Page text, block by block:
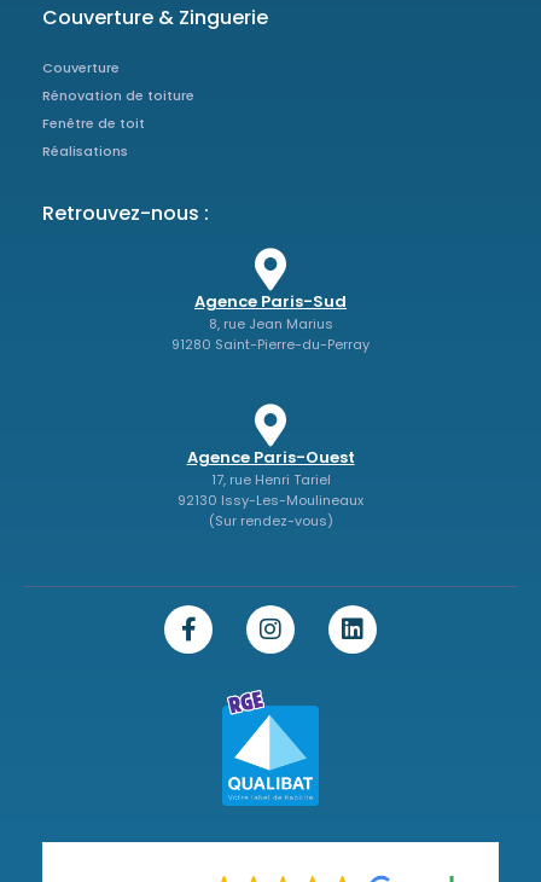
Couverture & Zinguerie
Couverture
Rénovation de toiture
Fenêtre de toit
Réalisations
Retrouvez-nous :
Agence Paris-Sud
8, rue Jean Marius
91280 Saint-Pierre-du-Perray
Agence Paris-Ouest
17, rue Henri Tariel
92130 Issy-Les-Moulineaux
(Sur rendez-vous)